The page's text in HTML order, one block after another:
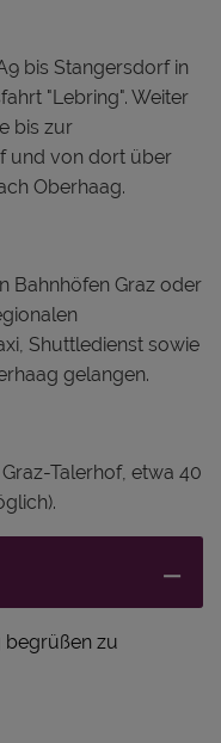
bis Stangersdorf in
"Lebring". Weiter
bis zur
und von dort über
Oberhaag.
Bahnhöfen Graz oder
Shuttledienst sowie
gelangen.
Talerhof, etwa 40
begrüßen zu